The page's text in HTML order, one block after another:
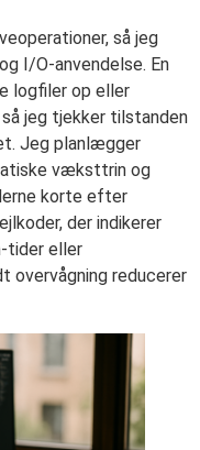
så jeg
I/O-anvendelse. En
logfiler op eller
jeg tjekker tilstanden
Jeg planlægger
væksttrin og
korte efter
der indikerer
tider eller
overvågning reducerer